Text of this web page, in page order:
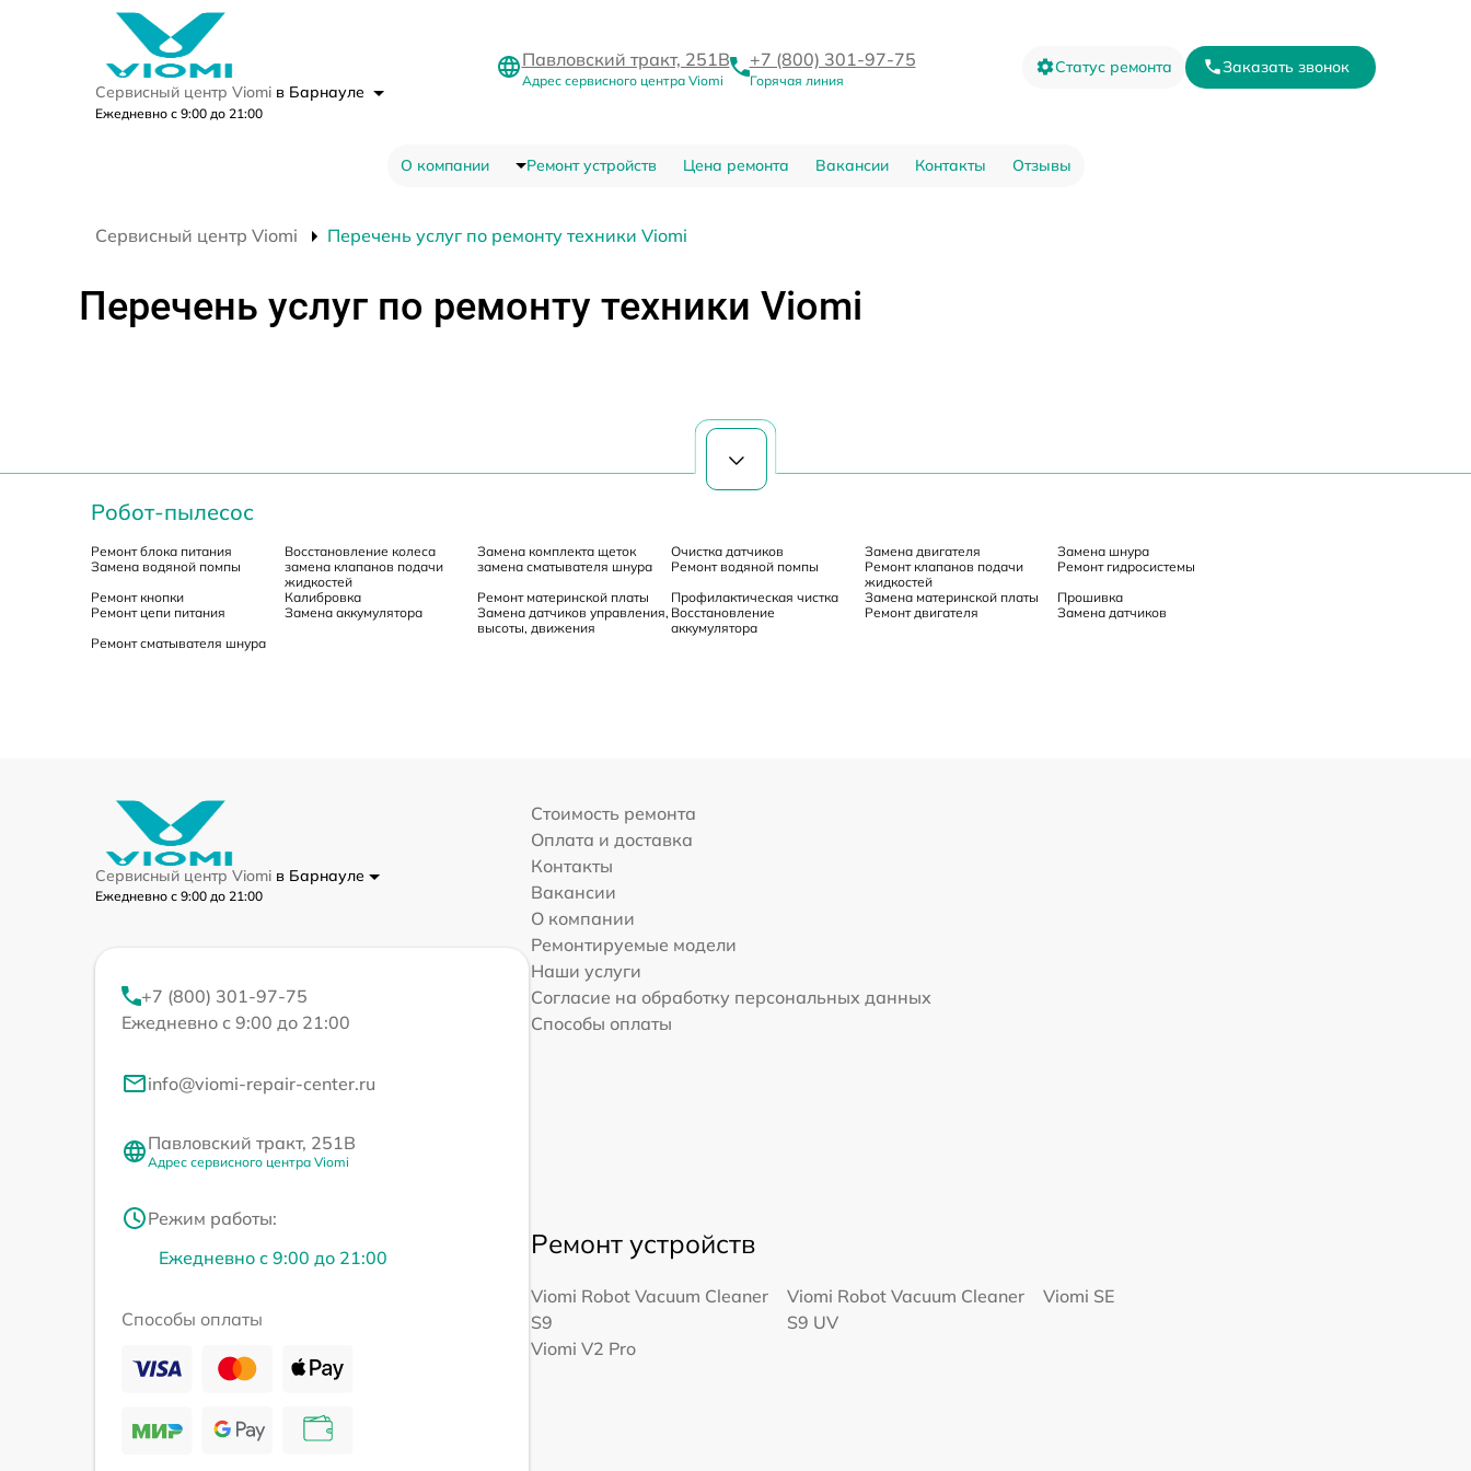
Сервисный центр Viomi в Барнауле
Ежедневно с 9:00 до 21:00
Павловский тракт, 251В
Адрес сервисного центра Viomi
+7 (800) 301-97-75
Горячая линия
Статус ремонта Заказать звонок
О компании Ремонт устройств Цена ремонта Вакансии Контакты Отзывы
Сервисный центр Viomi Перечень услуг по ремонту техники Viomi
Перечень услуг по ремонту техники Viomi
Робот-пылесос
Ремонт блока питания Восстановление колеса Замена комплекта щеток Очистка датчиков Замена двигателя
Замена шнура
Замена водяной помпы
замена клапанов подачи
жидкостей
замена сматывателя шнура Ремонт водяной помпы
Ремонт клапанов подачи
жидкостей
Ремонт гидросистемы
Ремонт кнопки
Калибровка Ремонт материнской платы Профилактическая чистка Замена материнской платы
Прошивка
Ремонт цепи питания
Замена аккумулятора
Замена датчиков управления,
высоты, движения
Восстановление
аккумулятора
Ремонт двигателя
Замена датчиков
Ремонт сматывателя шнура
Сервисный центр Viomi в Барнауле
Ежедневно с 9:00 до 21:00
+7 (800) 301-97-75
Ежедневно с 9:00 до 21:00
info@viomi-repair-center.ru
Павловский тракт, 251В
Адрес сервисного центра Viomi
Режим работы:
Ежедневно с 9:00 до 21:00
Способы оплаты
Стоимость ремонта
Оплата и доставка
Контакты
Вакансии
О компании
Ремонтируемые модели
Наши услуги
Согласие на обработку персональных данных
Способы оплаты
Ремонт устройств
Viomi Robot Vacuum Cleaner
S9
Viomi Robot Vacuum Cleaner
S9 UV
Viomi SE
Viomi V2 Pro